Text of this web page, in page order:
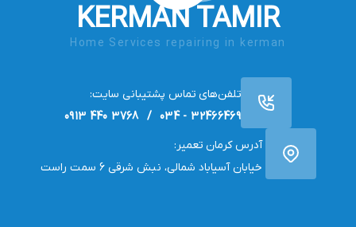
KERMAN TAMIR
Home Services repairing in kerman
تلفن‌های تماس پشتیبانی سایت:
32466469 - 034 / 3768 440 0913
آدرس کرمان تعمیر:
خیابان آسیاباد شمالی، نبش شرقی 6 سمت راست